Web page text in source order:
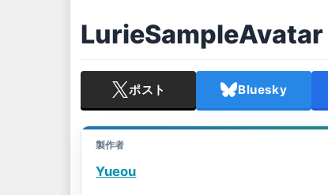
LurieSampleAvatar
ポスト Bluesky
製作者
Yueou